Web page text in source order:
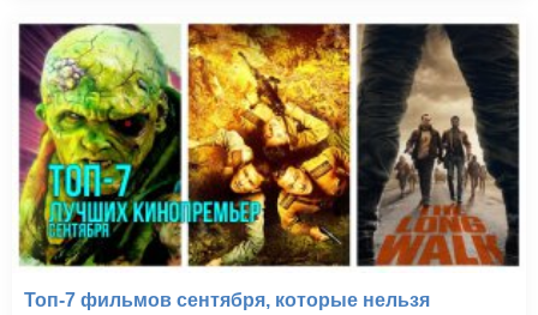
Топ-7 фильмов сентября, которые нельзя